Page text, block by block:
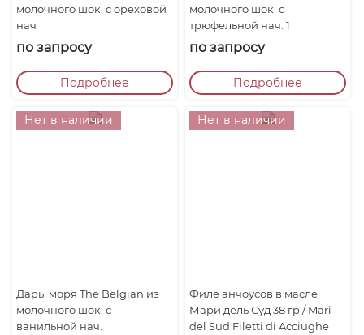
молочного шок. с ореховой
нач
по запросу
Подробнее
молочного шок. с
трюфельной нач. 1
по запросу
Подробнее
Нет в наличии
Дары моря The Belgian из
молочного шок. с
ванильной нач.
Нет в наличии
Филе анчоусов в масле
Мари дель Суд 38 гр / Mari
del Sud Filetti di Acciughe